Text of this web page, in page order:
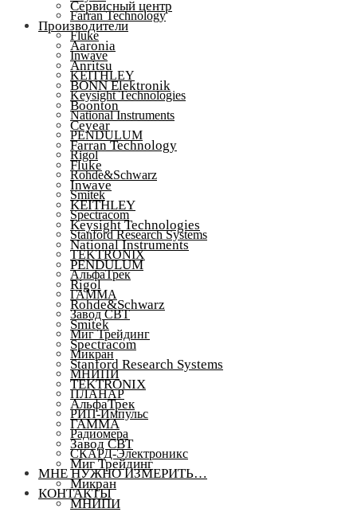
Farran Technology
Fluke
Inwave
KEITHLEY
Keysight Technologies
National Instruments
PENDULUM
Rigol
Rohde&Schwarz
Smitek
Spectracom
Stanford Research Systems
TEKTRONIX
АльфаТрек
ГАММА
Завод СВТ
Миг Трейдинг
Микран
МНИПИ
ПЛАНАР
РИП-Импульс
Радиомера
СКАРД-Электроникс
МНЕ НУЖНО ИЗМЕРИТЬ…
КОНТАКТЫ
Сервисный центр
Производители
Aaronia
Anritsu
BONN Elektronik
Boonton
Ceyear
Farran Technology
Fluke
Inwave
KEITHLEY
Keysight Technologies
National Instruments
PENDULUM
Rigol
Rohde&Schwarz
Smitek
Spectracom
Stanford Research Systems
TEKTRONIX
АльфаТрек
ГАММА
Завод СВТ
Миг Трейдинг
Микран
МНИПИ